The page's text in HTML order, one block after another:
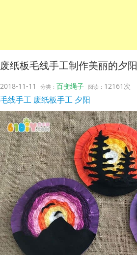
废纸板毛线手工制作美丽的夕阳
2018-11-11 分类： 百变绳子 阅读： 12161次
毛线手工 废纸板手工 夕阳